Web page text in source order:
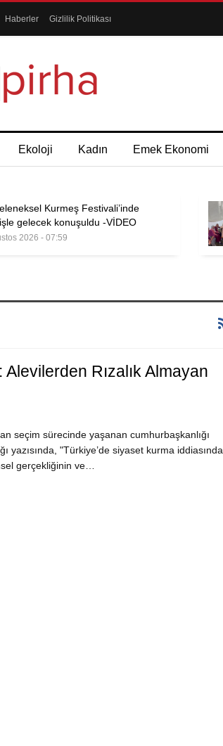
Haberler Gizlilik Politikası
Ekoloji Kadın Emek Ekonomi
Kurmeş Festivali’inde
gelecek konuşuldu -VİDEO
2026 - 07:59
Rızalık Almayan
seçim sürecinde yaşanan cumhurbaşkanlığı
yazısında, "Türkiye’de siyaset kurma iddiasında
gerçekliğinin ve…